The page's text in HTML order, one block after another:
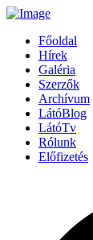
Főoldal
Hírek
Galéria
Szerzők
Archívum
LátóBlog
LátóTv
Rólunk
Előfizetés